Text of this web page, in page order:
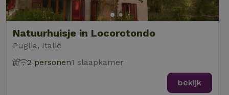
Natuurhuisje in Locorotondo
Puglia, Italië
2 personen1 slaapkamer
bekijk